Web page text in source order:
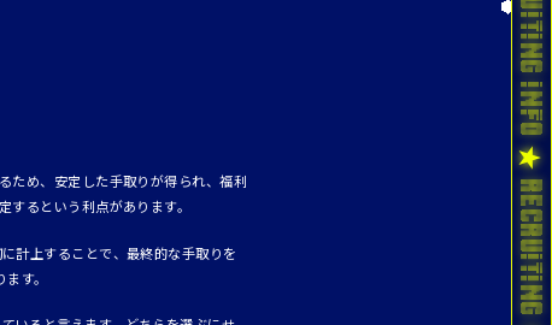
ため、安定した手取りが得られ、福利
るという利点があります。
計上することで、最終的な手取りを
す。